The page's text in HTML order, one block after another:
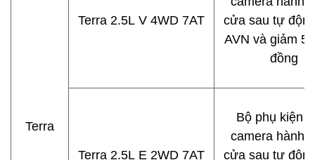
Terra
Terra 2.5L V 4WD 7AT
cửa sau tự
AVN và giảm
đồng
Terra 2.5L E 2WD 7AT
Bộ phụ kiện
camera hành
cửa sau tự